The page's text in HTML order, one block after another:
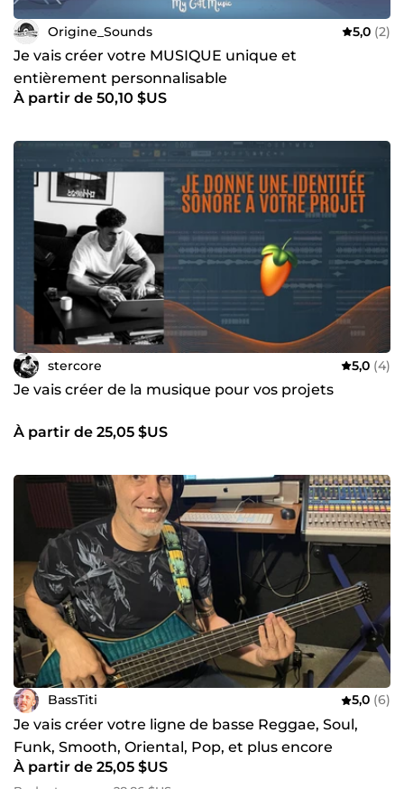
Origine_Sounds 5,0 (2)
Je vais créer votre MUSIQUE unique et
entièrement personnalisable
À partir de 50,10 $US
stercore 5,0 (4)
Je vais créer de la musique pour vos projets
À partir de 25,05 $US
BassTiti 5,0 (6)
Je vais créer votre ligne de basse Reggae, Soul,
Funk, Smooth, Oriental, Pop, et plus encore
À partir de 25,05 $US